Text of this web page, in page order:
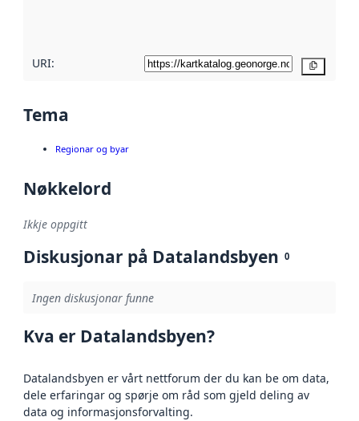
URI:
Tema
Regionar og byar
Nøkkelord
Ikkje oppgitt
Diskusjonar på Datalandsbyen 0
Ingen diskusjonar funne
Kva er Datalandsbyen?
Datalandsbyen er vårt nettforum der du kan be om data,
dele erfaringar og spørje om råd som gjeld deling av
data og informasjonsforvalting.